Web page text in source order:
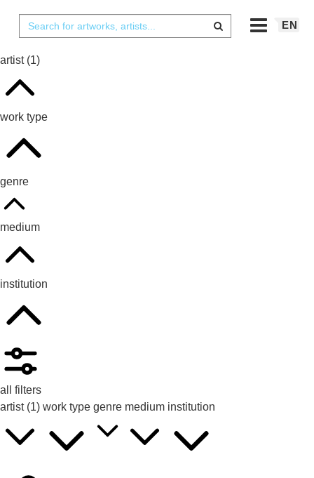
EN
artist (1)
work type
genre
medium
institution
all filters
artist (1) work type genre medium institution